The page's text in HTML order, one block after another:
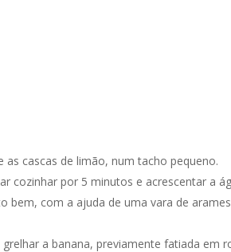
cascas de limão, num tacho pequeno.
cozinhar por 5 minutos e acrescentar a
bem, com a ajuda de uma vara de
a banana, previamente fatiada em